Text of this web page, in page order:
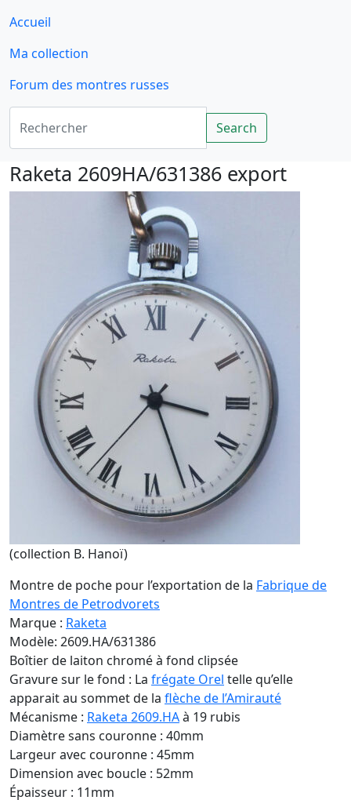
Accueil
Ma collection
Forum des montres russes
Rechercher
Search
Raketa 2609HA/631386 export
(collection B. Hanoï)
Montre de poche pour l’exportation de la Fabrique de
Montres de Petrodvorets
Marque : Raketa
Modèle: 2609.HA/631386
Boîtier de laiton chromé à fond clipsée
Gravure sur le fond : La frégate Orel telle qu’elle
apparait au sommet de la flèche de l’Amirauté
Mécanisme : Raketa 2609.HAà 19 rubis
Diamètre sans couronne : 40mm
Largeur avec couronne : 45mm
Dimension avec boucle : 52mm
Épaisseur : 11mm